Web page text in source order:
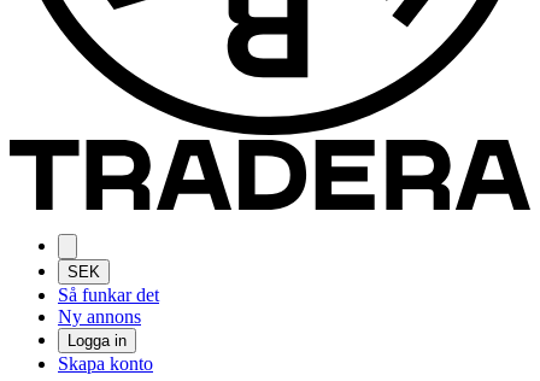
SEK
Så funkar det
Ny annons
Logga in
Skapa konto